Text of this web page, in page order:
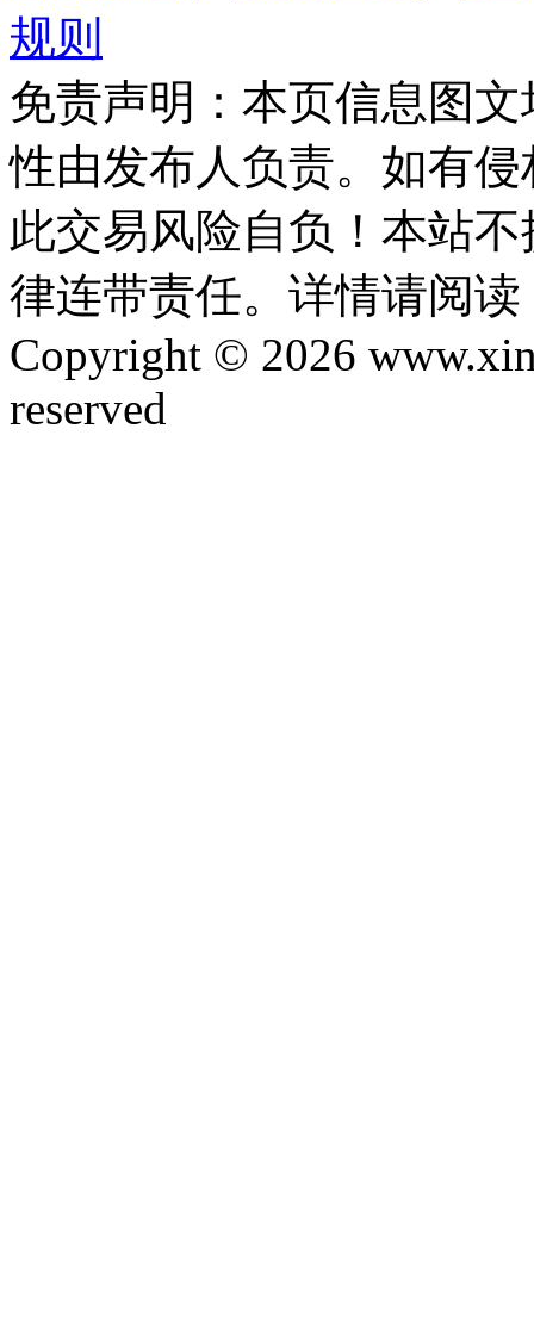
规则
免责声明：本页信息图
性由发布人负责。如有
此交易风险自负！本站
律连带责任。详情请阅读
Copyright © 2026
reserved